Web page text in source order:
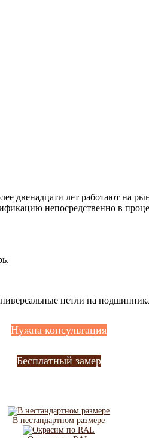
двенадцати лет работают на
непосредственно в
петли на
Нужна консультация
Бесплатный замер
В нестандартном размере